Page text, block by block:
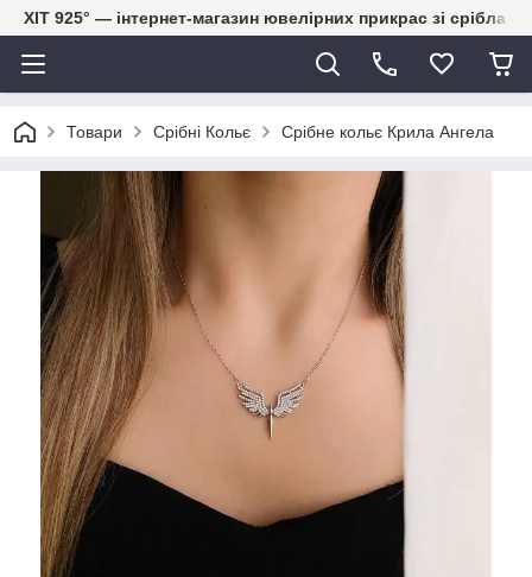
ХІТ 925° — інтернет-магазин ювелірних прикрас зі срібла
Товари Срібні Кольє Срібне кольє Крила Ангела